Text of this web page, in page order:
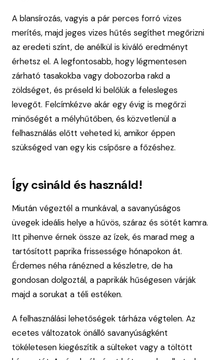
A blansírozás, vagyis a pár perces forró vizes
merítés, majd jeges vizes hűtés segíthet megőrizni
az eredeti színt, de anélkül is kiváló eredményt
érhetsz el. A legfontosabb, hogy légmentesen
zárható tasakokba vagy dobozorba rakd a
zöldséget, és préseld ki belőlük a felesleges
levegőt. Felcímkézve akár egy évig is megőrzi
minőségét a mélyhűtőben, és közvetlenül a
felhasználás előtt veheted ki, amikor éppen
szükséged van egy kis csípősre a főzéshez.
Így csináld és használd!
Miután végeztél a munkával, a savanyúságos
üvegek ideális helye a hűvös, száraz és sötét kamra.
Itt pihenve érnek össze az ízek, és marad meg a
tartósított paprika frissessége hónapokon át.
Érdemes néha ránézned a készletre, de ha
gondosan dolgoztál, a paprikák hűségesen várják
majd a sorukat a téli estéken.
A felhasználási lehetőségek tárháza végtelen. Az
ecetes változatok önálló savanyúságként
tökéletesen kiegészítik a sülteket vagy a töltött